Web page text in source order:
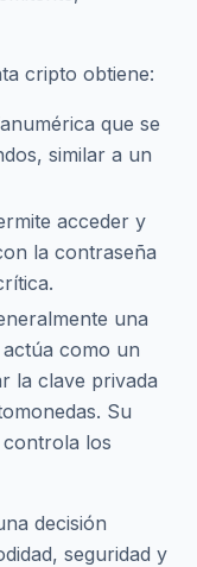
cripto obtiene:
que se
similar a un
acceder y
la contraseña
una
como un
la clave privada
Su
controla los
decisión
seguridad y